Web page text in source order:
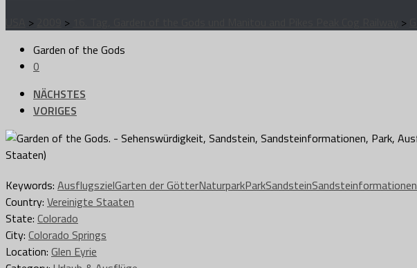
> > >
Garden of the Gods
0
NÄCHSTES
VORIGES
Keywords: AusflugszielGarten der GötterNaturparkParkSandsteinSandsteinformationen
Country: Vereinigte Staaten
State: Colorado
City: Colorado Springs
Location: Glen Eyrie